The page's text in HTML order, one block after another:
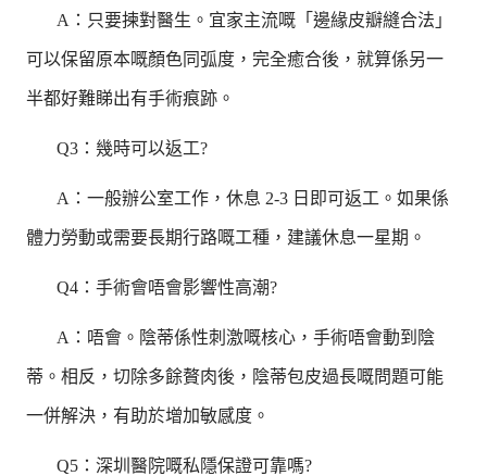
A：只要揀對醫生。宜家主流嘅「邊緣皮瓣縫合法」
可以保留原本嘅顏色同弧度，完全癒合後，就算係另一
半都好難睇出有手術痕跡。
Q3：幾時可以返工?
A：一般辦公室工作，休息 2-3 日即可返工。如果係
體力勞動或需要長期行路嘅工種，建議休息一星期。
Q4：手術會唔會影響性高潮?
A：唔會。陰蒂係性刺激嘅核心，手術唔會動到陰
蒂。相反，切除多餘贅肉後，陰蒂包皮過長嘅問題可能
一併解決，有助於增加敏感度。
Q5：深圳醫院嘅私隱保證可靠嗎?